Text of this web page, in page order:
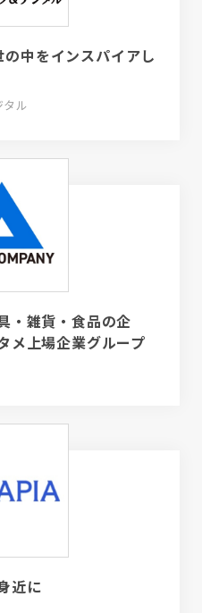
中をインスパイアし
ル
・雑貨・食品の企
メ上場企業グループ
近に